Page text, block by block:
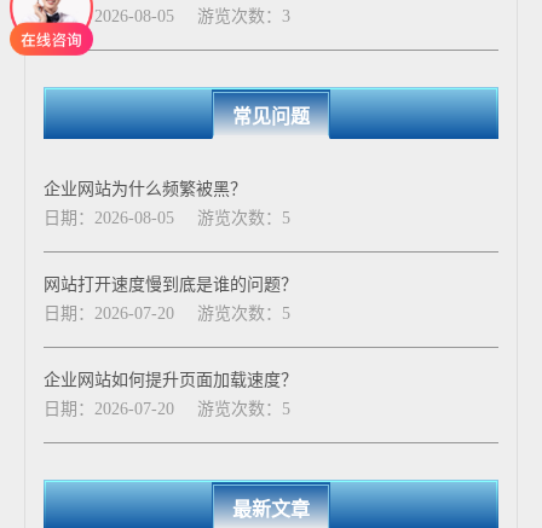
日期：2026-08-05 游览次数：3
常见问题
企业网站为什么频繁被黑？
日期：2026-08-05
游览次数：5
网站打开速度慢到底是谁的问题？
日期：2026-07-20
游览次数：5
企业网站如何提升页面加载速度？
日期：2026-07-20
游览次数：5
最新文章